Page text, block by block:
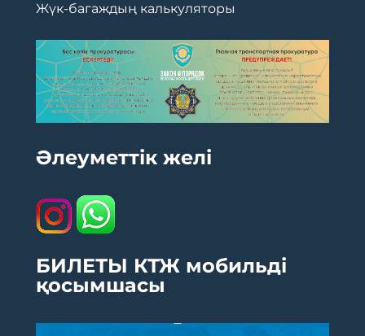
Жүк-багаждың калькуляторы
Әлеуметтік желі
БИЛЕТЫ КТЖ мобильді
қосымшасы